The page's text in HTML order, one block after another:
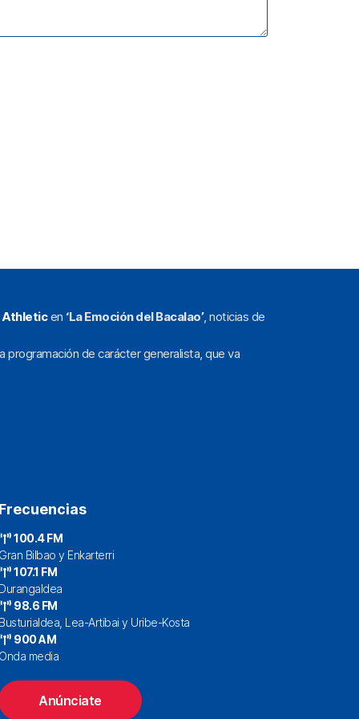
Athleticen ‘La Emoción del Bacalao’, noticias de
programación de carácter generalista, que va
100.4 FM
Bilbao y Enkarterri
107.1 FM
98.6 FM
Lea-Artibai y Uribe-Kosta
900 AM
media
Anúnciate